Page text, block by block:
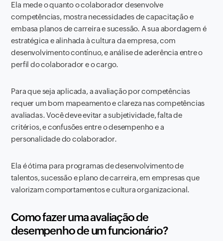
Ela mede o quanto o colaborador desenvolve
competências, mostra necessidades de capacitação e
embasa planos de carreira e sucessão. A sua abordagem é
estratégica e alinhada à cultura da empresa, com
desenvolvimento contínuo, e análise de aderência entre o
perfil do colaborador e o cargo.
Para que seja aplicada, a avaliação por competências
requer um bom mapeamento e clareza nas competências
avaliadas. Você deve evitar a subjetividade, falta de
critérios, e confusões entre o desempenho e a
personalidade do colaborador.
Ela é ótima para programas de desenvolvimento de
talentos, sucessão e plano de carreira, em empresas que
valorizam comportamentos e cultura organizacional.
Como fazer uma avaliação de
desempenho de um funcionário?